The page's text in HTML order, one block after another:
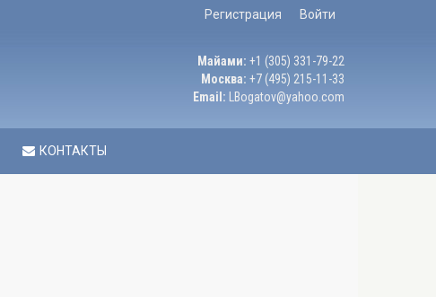
Регистрация Войти
Майами: +1 (305) 331-79-22
Москва: +7 (495) 215-11-33
Email:
LBogatov@yahoo.com
КОНТАКТЫ